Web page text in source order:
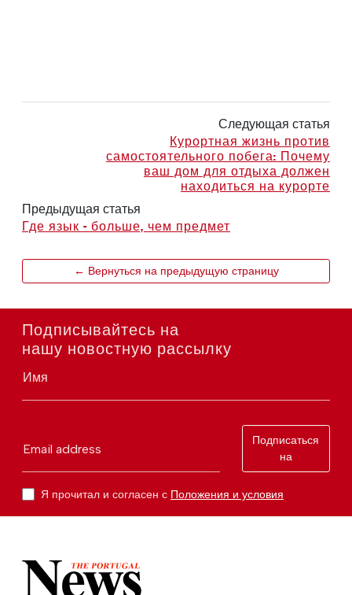
Следующая статья
Курортная жизнь против
самостоятельного побега: Почему
ваш дом для отдыха должен
находиться на курорте
Предыдущая статья
Где язык - больше, чем предмет
← Вернуться на предыдущую страницу
Подписывайтесь на
нашу новостную рассылку
Имя
Email address
Подписаться
на
Я прочитал и согласен с Положения и условия